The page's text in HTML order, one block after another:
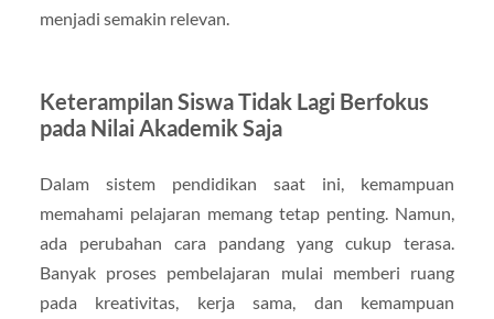
menjadi semakin relevan.
Keterampilan Siswa Tidak Lagi Berfokus
pada Nilai Akademik Saja
Dalam sistem pendidikan saat ini, kemampuan
memahami pelajaran memang tetap penting. Namun,
ada perubahan cara pandang yang cukup terasa.
Banyak proses pembelajaran mulai memberi ruang
pada kreativitas, kerja sama, dan kemampuan